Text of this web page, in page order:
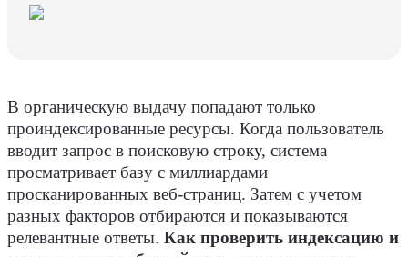
В органическую выдачу попадают только
проиндексированные ресурсы. Когда пользователь
вводит запрос в поисковую строку, система
просматривает базу с миллиардами
просканированных веб-страниц. Затем с учетом
разных факторов отбираются и показываются
релевантные ответы. Как проверить индексацию и